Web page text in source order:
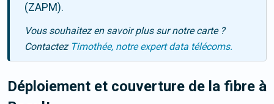
(ZAPM).
Vous souhaitez en savoir plus sur notre carte ?
Contactez Timothée, notre expert data télécoms.
Déploiement et couverture de la fibre à